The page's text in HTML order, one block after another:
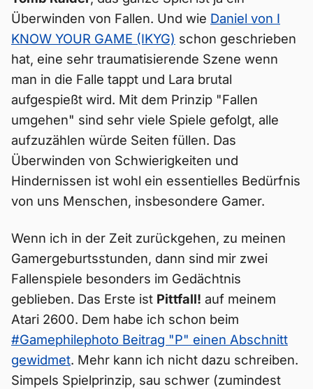
Überwinden von Fallen. Und wie Daniel von I
KNOW YOUR GAME (IKYG) schon geschrieben
hat, eine sehr traumatisierende Szene wenn
man in die Falle tappt und Lara brutal
aufgespießt wird. Mit dem Prinzip "Fallen
umgehen" sind sehr viele Spiele gefolgt, alle
aufzuzählen würde Seiten füllen. Das
Überwinden von Schwierigkeiten und
Hindernissen ist wohl ein essentielles Bedürfnis
von uns Menschen, insbesondere Gamer.
Wenn ich in der Zeit zurückgehen, zu meinen
Gamergeburtsstunden, dann sind mir zwei
Fallenspiele besonders im Gedächtnis
geblieben. Das Erste ist Pittfall! auf meinem
Atari 2600. Dem habe ich schon beim
#Gamephilephoto Beitrag "P" einen Abschnitt
gewidmet. Mehr kann ich nicht dazu schreiben.
Simpels Spielprinzip, sau schwer (zumindest